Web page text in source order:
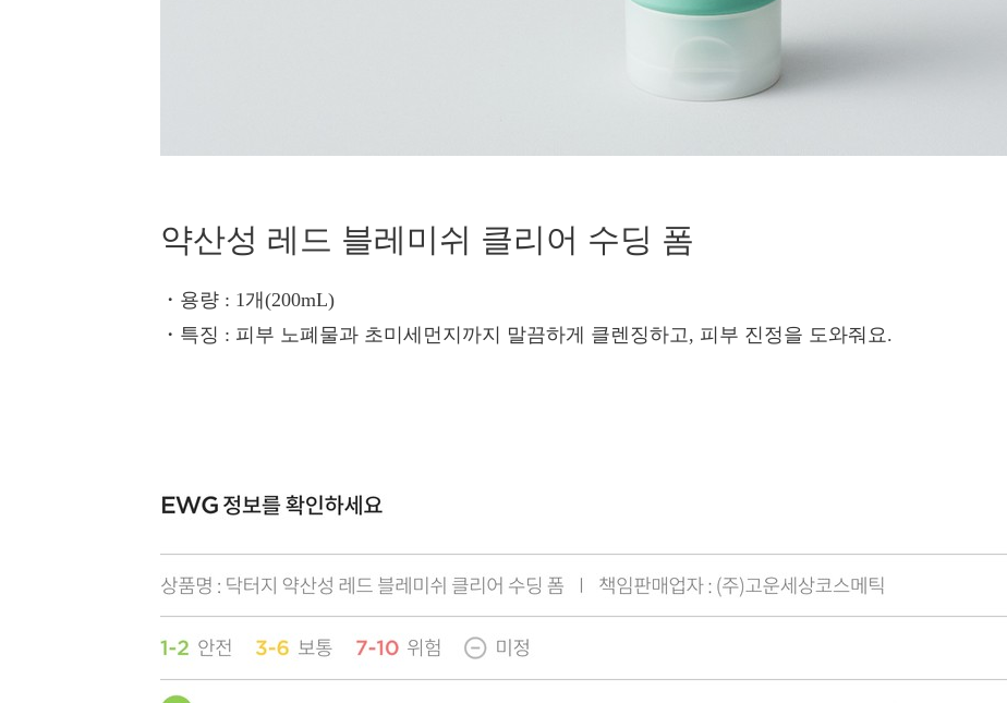
약산성 레드 블레미쉬 클리어 수딩 폼
・용량 : 1개(200mL)
・특징 : 피부 노폐물과 초미세먼지까지 말끔하게 클렌징하고, 피부 진정을 도와줘요.